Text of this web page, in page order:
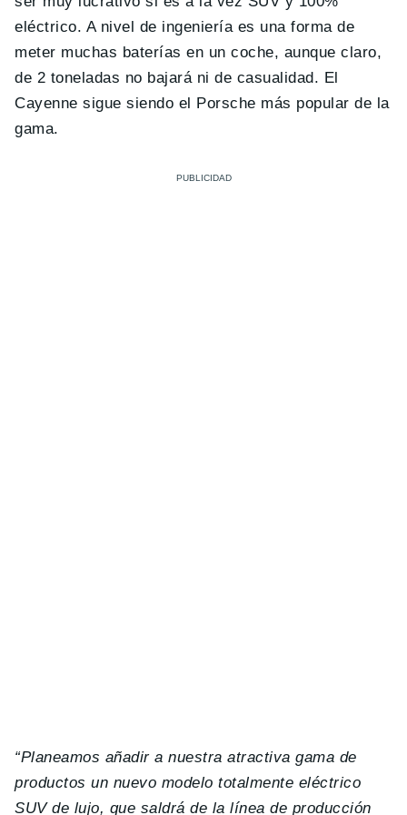
eléctrico. A nivel de ingeniería es una forma de
meter muchas baterías en un coche, aunque claro,
de 2 toneladas no bajará ni de casualidad. El
Cayenne sigue siendo el Porsche más popular de la
gama.
“Planeamos añadir a nuestra atractiva gama de
productos un nuevo modelo totalmente eléctrico
SUV de lujo, que saldrá de la línea de producción